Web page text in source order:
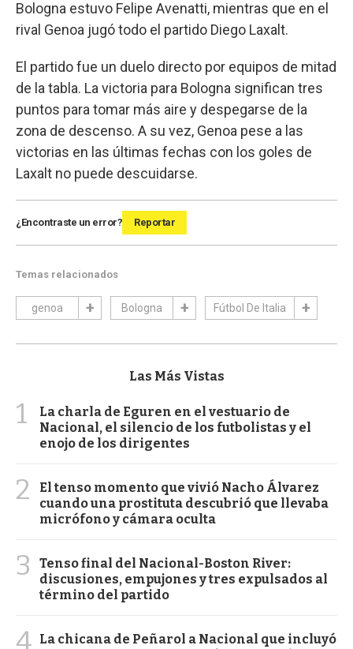
Bologna estuvo Felipe Avenatti, mientras que en el
rival Genoa jugó todo el partido Diego Laxalt.
El partido fue un duelo directo por equipos de mitad
de la tabla. La victoria para Bologna significan tres
puntos para tomar más aire y despegarse de la
zona de descenso. A su vez, Genoa pese a las
victorias en las últimas fechas con los goles de
Laxalt no puede descuidarse.
¿Encontraste un error? Reportar
Temas relacionados
genoa Bologna Fútbol De Italia
Las Más Vistas
1
La charla de Eguren en el vestuario de
Nacional, el silencio de los futbolistas y el
enojo de los dirigentes
2
El tenso momento que vivió Nacho Álvarez
cuando una prostituta descubrió que llevaba
micrófono y cámara oculta
3
Tenso final del Nacional-Boston River:
discusiones, empujones y tres expulsados al
término del partido
4 La chicana de Peñarol a Nacional que incluyó